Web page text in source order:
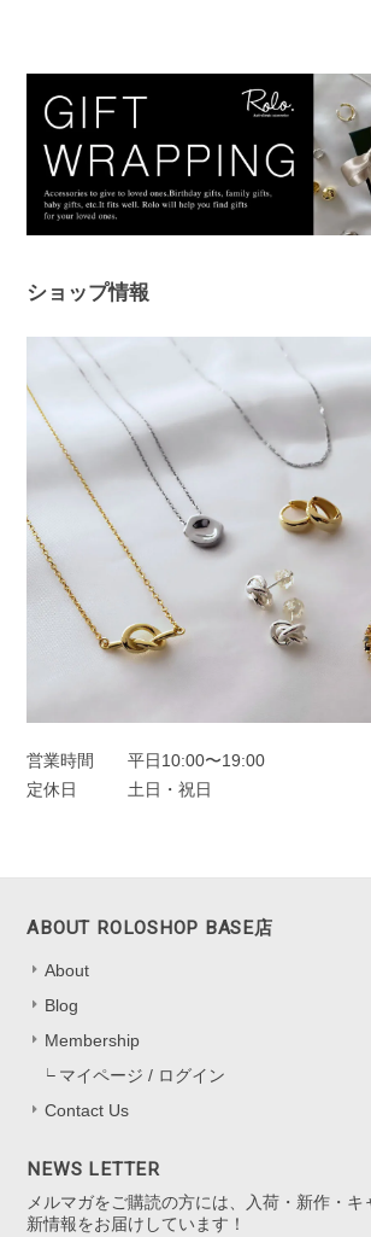
した。このピアスは違和感なくつけられ、痒み
ルバーでどんなファションにも合うため、たく
ます。 ありがとうございました。
このたびは、Rolo.をご利
難うございます。 痒みや
さらに楽しくなると思い
このたびは本当にありが
た。
フープピアス シルバー925
2025/11/25
シルバー
いタイプは初めてなので最初どう開けばいいの
が必要ですが、 扱いに慣
添えられますように。
ショップ情報
営業時間
平日10:00〜19:00
定休日
土日・祝日
ABOUT ROLOSHOP BASE店
About
Blog
Membership
マイページ / ログイン
Contact Us
NEWS LETTER
メルマガをご購読の方には、入荷・新作・キ
新情報をお届けしています！